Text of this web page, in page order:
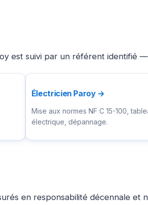
est suivi par un référent identifié
Électricien Paroy →
Mise aux normes NF C 15-100,
électrique, dépannage.
en responsabilité décennale